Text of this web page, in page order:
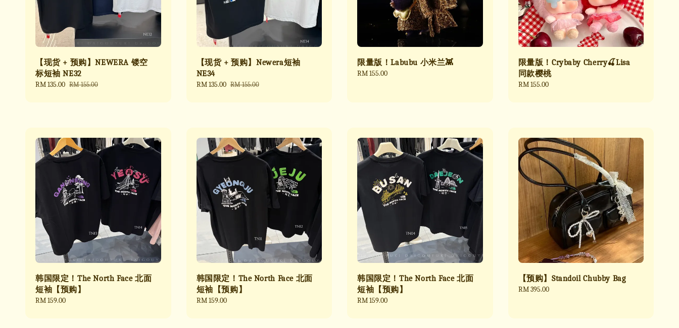
【现货 + 预购】NEWERA 镂空
标短袖 NE32
Sale
RM 135.00 Regular
RM 155.00
【现货 + 预购】Newera短袖
NE34
Sale
RM 135.00 Regular
RM 155.00
限量版！Labubu 小米兰👾
Regular
RM 155.00
限量版！Crybaby Cherry🍒Lisa
同款樱桃
Regular
RM 155.00
韩国限定！The North Face 北面
短袖【预购】
Regular
RM 159.00
韩国限定！The North Face 北面
短袖【预购】
Regular
RM 159.00
韩国限定！The North Face 北面
短袖【预购】
Regular
RM 159.00
【预购】Standoil Chubby Bag
Regular
RM 395.00